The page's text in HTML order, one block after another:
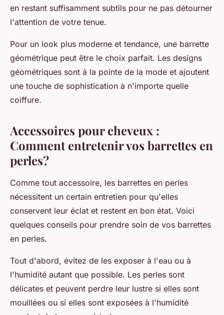
en restant suffisamment subtils pour ne pas détourner
l'attention de votre tenue.
Pour un look plus moderne et tendance, une barrette
géométrique peut être le choix parfait. Les designs
géométriques sont à la pointe de la mode et ajoutent
une touche de sophistication à n'importe quelle
coiffure.
Accessoires pour cheveux :
Comment entretenir vos barrettes en
perles?
Comme tout accessoire, les barrettes en perles
nécessitent un certain entretien pour qu'elles
conservent leur éclat et restent en bon état. Voici
quelques conseils pour prendre soin de vos barrettes
en perles.
Tout d'abord, évitez de les exposer à l'eau ou à
l'humidité autant que possible. Les perles sont
délicates et peuvent perdre leur lustre si elles sont
mouillées ou si elles sont exposées à l'humidité